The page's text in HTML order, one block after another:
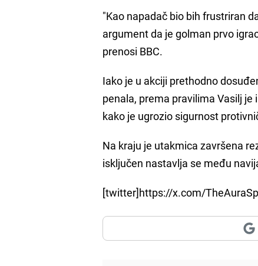
"Kao napadač bio bih frustriran
argument da je golman prvo
prenosi BBC.
Iako je u akciji prethodno
penala, prema pravilima Vasilj
kako je ugrozio sigurnost
Na kraju je utakmica završena
isključen nastavlja se među
[twitter]https://x.com/